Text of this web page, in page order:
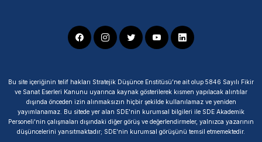
Bu site içeriğinin telif hakları Stratejik Düşünce Enstitüsü’ne ait olup 5846 Sayılı Fikir
ve Sanat Eserleri Kanunu uyarınca kaynak gösterilerek kısmen yapılacak alıntılar
dışında önceden izin alınmaksızın hiçbir şekilde kullanılamaz ve yeniden
yayımlanamaz. Bu sitede yer alan SDE'nin kurumsal bilgileri ile SDE Akademik
Personeli'nin çalışmaları dışındaki diğer görüş ve değerlendirmeler, yalnızca yazarının
düşüncelerini yansıtmaktadır; SDE'nin kurumsal görüşünü temsil etmemektedir.